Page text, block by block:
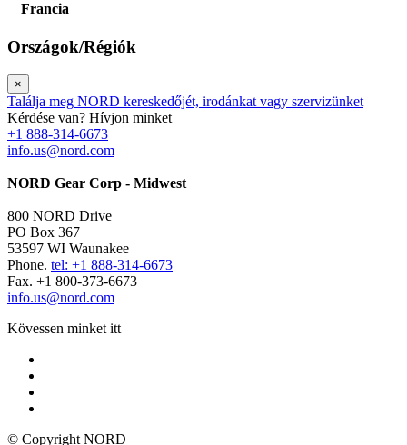
Francia
Országok/Régiók
×
Találja meg NORD kereskedőjét, irodánkat vagy szervizünket
Kérdése van? Hívjon minket
+1 888-314-6673
info.us@nord.com
NORD Gear Corp - Midwest
800 NORD Drive
PO Box 367
53597 WI Waunakee
Phone. tel: +1 888-314-6673
Fax. +1 800-373-6673
info.us@nord.com
Kövessen minket itt
© Copyright NORD